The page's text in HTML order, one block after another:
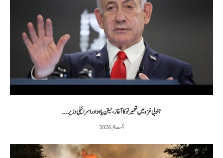
جنوبی غزہ میں تعمیر نو کا آغاز، نیتن یاہو اور اسرائیلی وزیر...
اگست 9, 2026